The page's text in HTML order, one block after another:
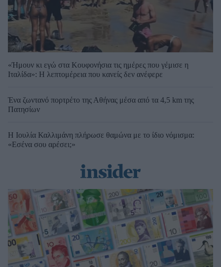
«Ήμουν κι εγώ στα Κουφονήσια τις ημέρες που γέμισε η
Ιταλίδα»: Η λεπτομέρεια που κανείς δεν ανέφερε
Ένα ζωντανό πορτρέτο της Αθήνας μέσα από τα 4,5 km της
Πατησίων
Η Ιουλία Καλλιμάνη πλήρωσε θαμώνα με το ίδιο νόμισμα:
«Εσένα σου αρέσει;»